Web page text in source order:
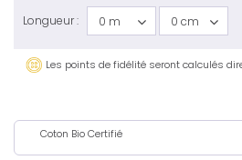
Longueur : 0 m 0 cm
Les points de fidélité seront calculés
Coton Bio Certifié